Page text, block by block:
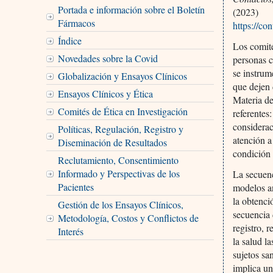
Portada e información sobre el Boletín
Fármacos
Índice
Novedades sobre la Covid
Globalización y Ensayos Clínicos
Ensayos Clínicos y Ética
Comités de Ética en Investigación
Políticas, Regulación, Registro y
Diseminación de Resultados
Reclutamiento, Consentimiento
Informado y Perspectivas de los
Pacientes
Gestión de los Ensayos Clínicos,
Metodología, Costos y Conflictos de
Interés
(2023)
https://
Los
personas
se
que
Materia
atención
La
modelos
la
registro,
la salud
sujetos
implica